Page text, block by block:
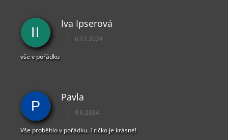
II
Iva Ipserová
Hodnocení obchodu je 5 z 5 hvězdiček.
| 6.12.2024
vše v pořádku
P
Pavla
Hodnocení obchodu je 5 z 5 hvězdiček.
| 9.6.2024
Vše proběhlo v pořádku. Tričko je krásné!